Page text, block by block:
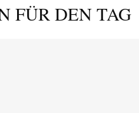
FÜR DEN TAG